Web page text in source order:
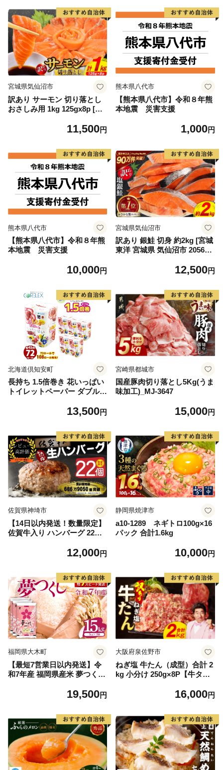
宮城県気仙沼市
訳あり サーモン 切り落とし
おさしみ用 1kg 125gx8p [足
4313] 魚 魚介類 鮭 お刺し身
介
11,500円
熊本県八代市
【熊本県八代市】令和８年熊
本地震 災害支援
1,000円
熊本県八代市
【熊本県八代市】令和８年熊
本地震 災害支援
10,000円
宮城県気仙沼市
訳あり 銀鮭 切身 約2kg [宮城
東洋 宮城県 気仙沼市 205649
格外 不揃い さけ サケ 鮭切身
切り身 魚 わけあり
12,500円
北海道倶知安町
長持ち 1.5倍巻き 花いっぱい
トイレットペーパー ダブル 4
プリント ハーブ 香り付き 日
品 備蓄 送料無料 北海道 倶知
安町 日用品
13,500円
宮崎県都城市
国産豚肉切り落とし5Kg(うま
味加工)_MJ-3647
15,000円
佐賀県神埼市
【14日以内発送！数量限定】
佐賀牛入り ハンバーグ 22個
毛和牛 ブランド牛 九州 ハン
(H083106)
12,000円
静岡県焼津市
a10-1289 ネギトロ100g×16
パック 合計1.6kg
10,000円
福岡県大木町
【最短7営業日以内発送】令
和7年産 福岡県産米 夢つくし
19,500円
大阪府泉佐野市
ねぎ塩 牛たん（成型）合計 2
kg 小分け 250g×8P【牛タン
16,000円